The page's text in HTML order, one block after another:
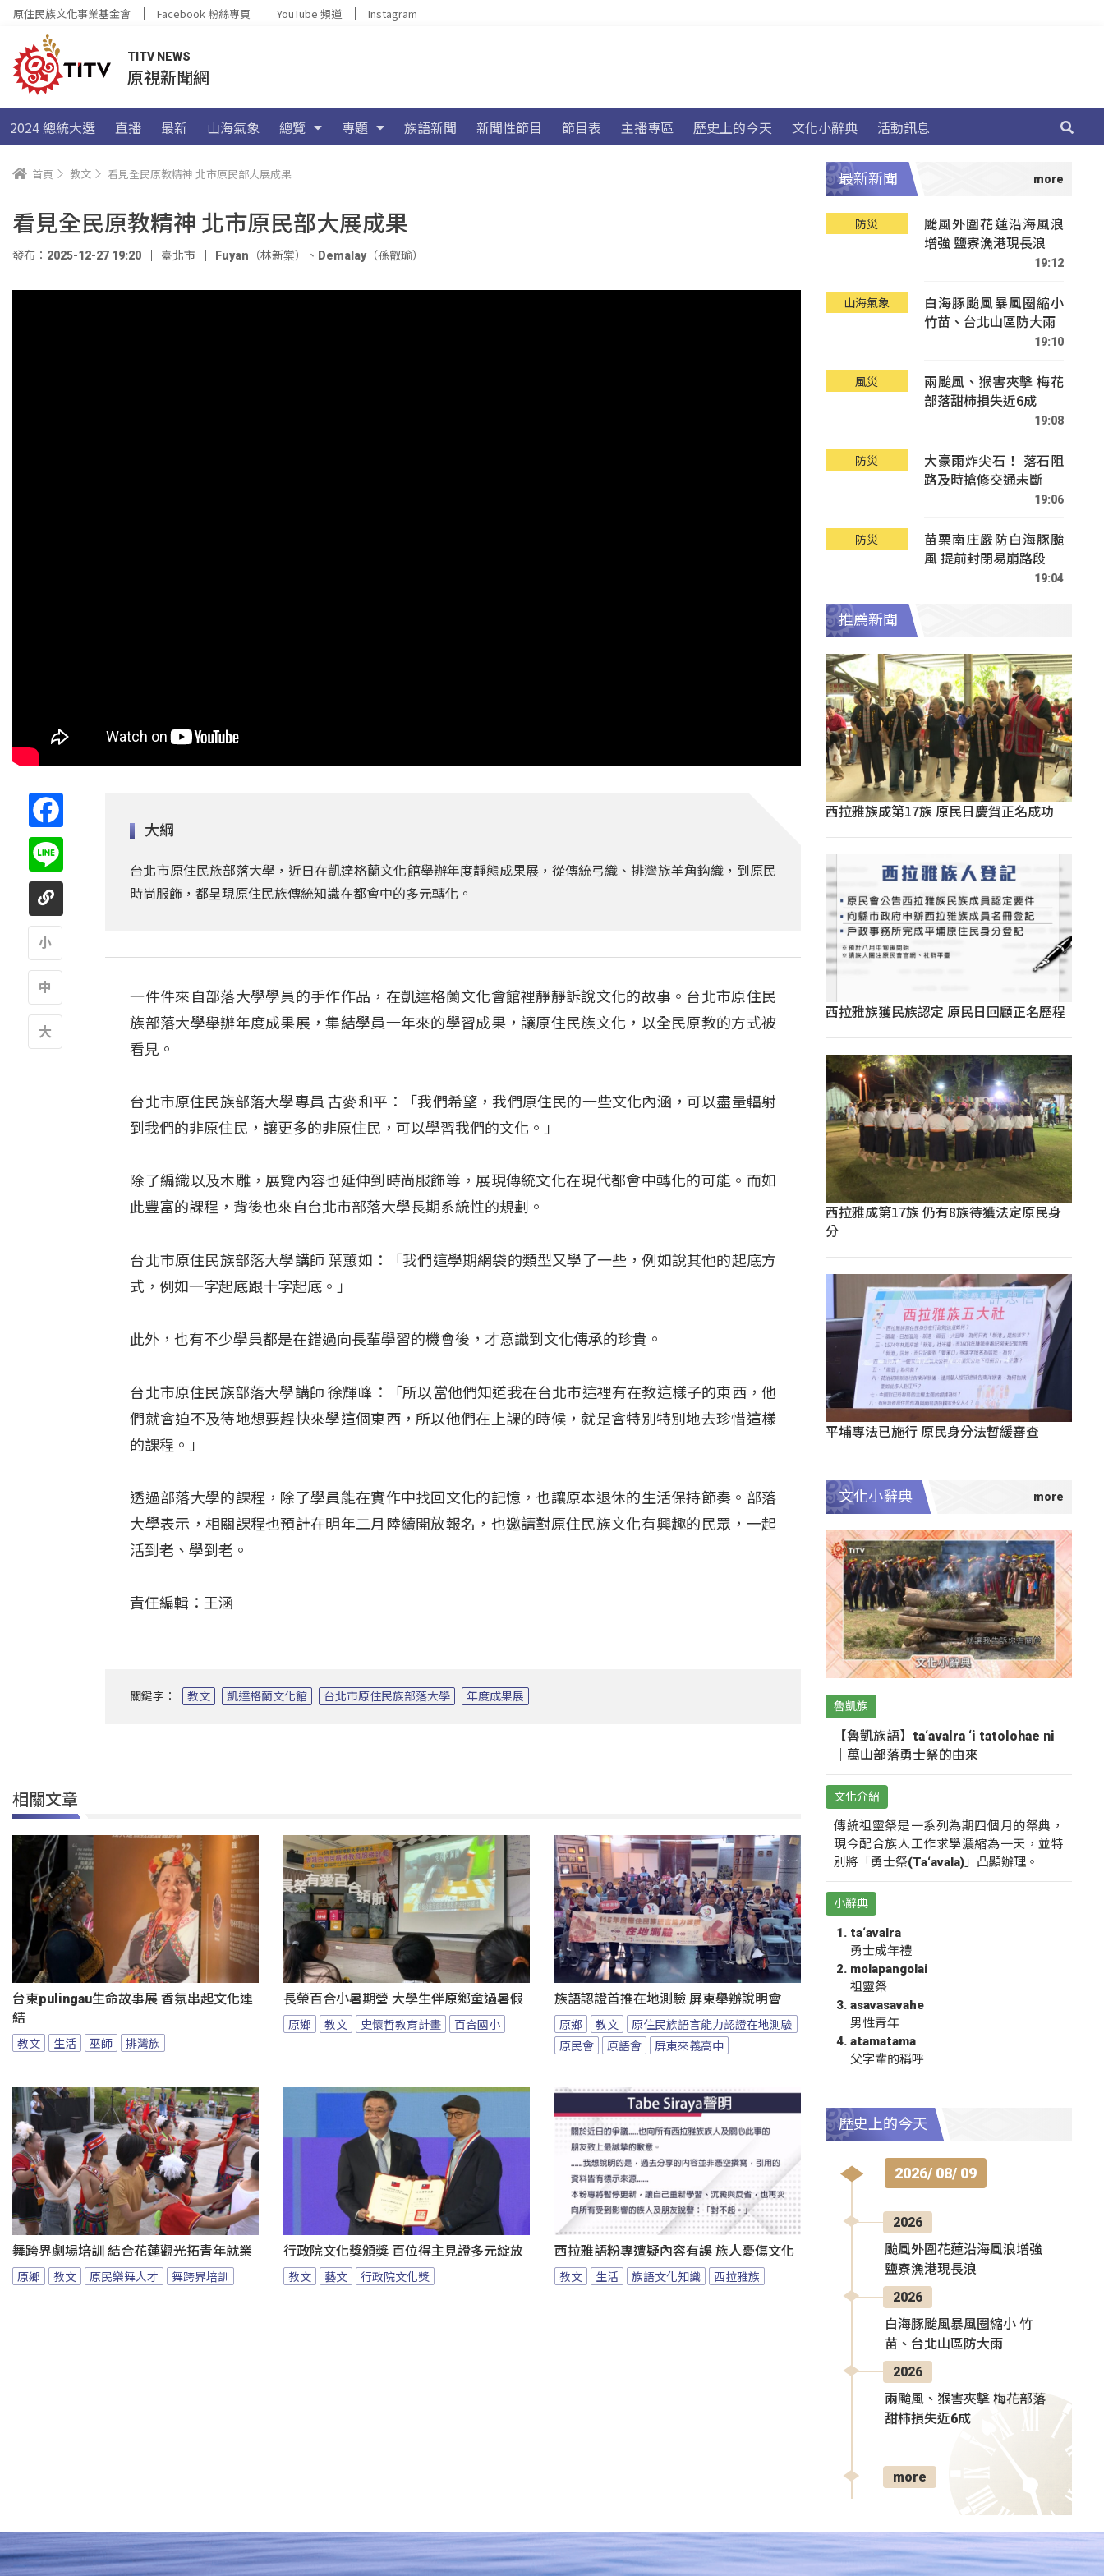
原住民族文化事業基金會 Facebook 粉絲專頁 YouTube 頻道 Instagram
TITV NEWS
原視新聞網
2024 總統大選 直播 最新 山海氣象 總覽 專題 族語新聞 新聞性節目 節目表 主播專區 歷史上的今天 文化小辭典 活動訊息
首頁 教文 看見全民原教精神 北市原民部大展成果
看見全民原教精神 北市原民部大展成果
發布：2025-12-27 19:20 臺北市 Fuyan（林新棠） 、 Demalay（孫叡瑜）
大綱
台北市原住民族部落大學，近日在凱達格蘭文化館舉辦年度靜態成果展，從傳統弓織、排灣族羊角鈎織，到原民
時尚服飾，都呈現原住民族傳統知識在都會中的多元轉化。
一件件來自部落大學學員的手作作品，在凱達格蘭文化會館裡靜靜訴說文化的故事。台北市原住民
族部落大學舉辦年度成果展，集結學員一年來的學習成果，讓原住民族文化，以全民原教的方式被
看見。
台北市原住民族部落大學專員 古麥和平：「我們希望，我們原住民的一些文化內涵，可以盡量輻射
到我們的非原住民，讓更多的非原住民，可以學習我們的文化。」
除了編織以及木雕，展覽內容也延伸到時尚服飾等，展現傳統文化在現代都會中轉化的可能。而如
此豐富的課程，背後也來自台北市部落大學長期系統性的規劃。
台北市原住民族部落大學講師 葉蕙如：「我們這學期網袋的類型又學了一些，例如說其他的起底方
式，例如一字起底跟十字起底。」
此外，也有不少學員都是在錯過向長輩學習的機會後，才意識到文化傳承的珍貴。
台北市原住民族部落大學講師 徐輝峰：「所以當他們知道我在台北市這裡有在教這樣子的東西，他
們就會迫不及待地想要趕快來學這個東西，所以他們在上課的時候，就是會特別特別地去珍惜這樣
的課程。」
透過部落大學的課程，除了學員能在實作中找回文化的記憶，也讓原本退休的生活保持節奏。部落
大學表示，相關課程也預計在明年二月陸續開放報名，也邀請對原住民族文化有興趣的民眾，一起
活到老、學到老。
責任編輯：王涵
關鍵字： 教文 凱達格蘭文化館 台北市原住民族部落大學 年度成果展
相關文章
台東pulingau生命故事展 香氛串起文化連
結
教文 生活 巫師 排灣族
長榮百合小暑期營 大學生伴原鄉童過暑假
原鄉 教文 史懷哲教育計畫 百合國小
族語認證首推在地測驗 屏東舉辦說明會
原鄉 教文
原住民族語言能力認證在地測驗
原民會
原語會 屏東來義高中
舞跨界劇場培訓 結合花蓮觀光拓青年就業
原鄉 教文 原民樂舞人才 舞跨界培訓
行政院文化獎頒獎 百位得主見證多元綻放
教文 藝文 行政院文化獎
西拉雅語粉專遭疑內容有誤 族人憂傷文化
教文 生活 族語文化知識 西拉雅族
最新新聞
防災
颱風外圍花蓮沿海風浪
增強 鹽寮漁港現長浪
19:12
山海氣象
白海豚颱風暴風圈縮小
竹苗、台北山區防大雨
19:10
風災
兩颱風、猴害夾擊 梅花
部落甜柿損失近6成
19:08
防災
大豪雨炸尖石！ 落石阻
路及時搶修交通未斷
19:06
防災
苗栗南庄嚴防白海豚颱
風 提前封閉易崩路段
19:04
推薦新聞
西拉雅族成第17族 原民日慶賀正名成功
西拉雅族獲民族認定 原民日回顧正名歷程
西拉雅成第17族 仍有8族待獲法定原民身
分
平埔專法已施行 原民身分法暫緩審查
文化小辭典
魯凱族
【魯凱族語】ta‘avalra ‘i tatolohae ni
｜萬山部落勇士祭的由來
文化介紹
傳統祖靈祭是一系列為期四個月的祭典，
現今配合族人工作求學濃縮為一天，並特
別將「勇士祭(Ta‘avala)」凸顯辦理。
小辭典
ta‘avalra
勇士成年禮
molapangolai
祖靈祭
asavasavahe
男性青年
atamatama
父字輩的稱呼
歷史上的今天
2026/ 08/ 09
2026
颱風外圍花蓮沿海風浪增強
鹽寮漁港現長浪
2026
白海豚颱風暴風圈縮小 竹
苗、台北山區防大雨
2026
兩颱風、猴害夾擊 梅花部落
甜柿損失近6成
more